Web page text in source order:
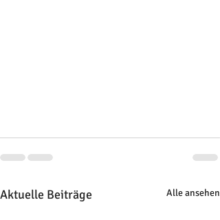
Aktuelle Beiträge Alle ansehen